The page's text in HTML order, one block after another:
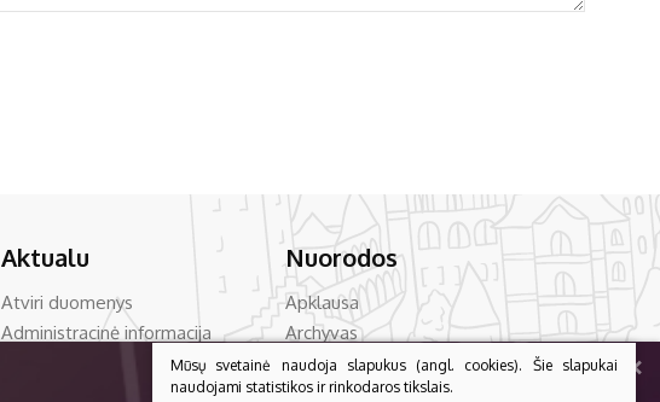
Aktualu
Atviri duomenys
Administracinė informacija
Korupcijos prevencija
Nuorodos
Apklausa
Archyvas
Asmens duomenų apsauga
Bilietų kainos
+
Mūsų svetainė naudoja slapukus (angl. cookies). Šie slapukai
naudojami statistikos ir rinkodaros tikslais.